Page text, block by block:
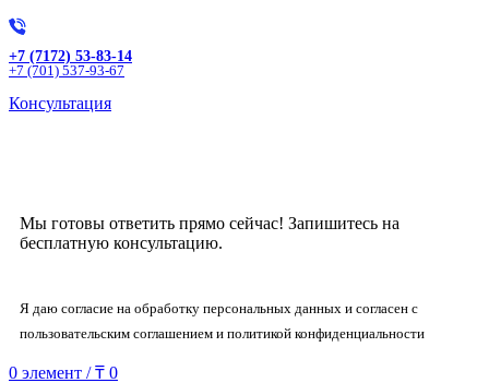
+7 (7172) 53-83-14
+7 (701) 537-93-67
Консультация
Мы готовы ответить прямо сейчас! Запишитесь на
бесплатную консультацию.
Я даю согласие на обработку персональных данных и согласен с
пользовательским соглашением и политикой конфиденциальности
0 элемент / ₸ 0